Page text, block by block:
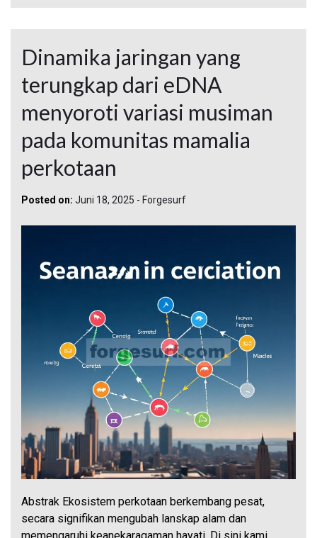
Dinamika jaringan yang
terungkap dari eDNA
menyoroti variasi musiman
pada komunitas mamalia
perkotaan
Posted on: Juni 18, 2025 - Forgesurf
Abstrak Ekosistem perkotaan berkembang pesat,
secara signifikan mengubah lanskap alam dan
memengaruhi keanekaragaman hayati. Di sini kami